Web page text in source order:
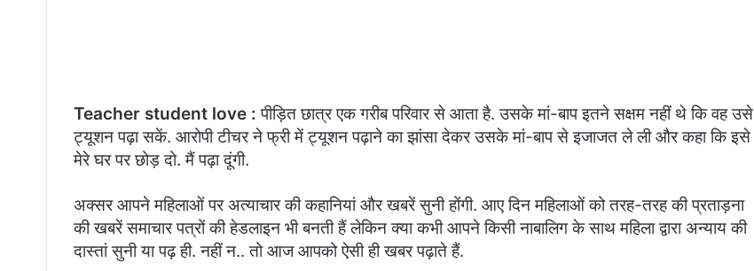
Teacher student love : पीड़ित छात्र एक गरीब परिवार से आता है. उसके मां-बाप इतने सक्षम नहीं थे कि वह उसे
ट्यूशन पढ़ा सकें. आरोपी टीचर ने फ्री में ट्यूशन पढ़ाने का झांसा देकर उसके मां-बाप से इजाजत ले ली और कहा कि इसे
मेरे घर पर छोड़ दो. मैं पढ़ा दूंगी.
अक्सर आपने महिलाओं पर अत्याचार की कहानियां और खबरें सुनी होंगी. आए दिन महिलाओं को तरह-तरह की प्रताड़ना
की खबरें समाचार पत्रों की हेडलाइन भी बनती हैं लेकिन क्या कभी आपने किसी नाबालिग के साथ महिला द्वारा अन्याय की
दास्तां सुनी या पढ़ ही. नहीं न.. तो आज आपको ऐसी ही खबर पढ़ाते हैं.